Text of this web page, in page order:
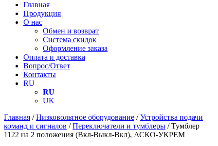
Главная
Продукция
О нас
Обмен и возврат
Система скидок
Оформление заказа
Оплата и доставка
Вопрос/Ответ
Контакты
RU
RU
UK
Главная /Низковольтное оборудование /Устройства подачи
команд и сигналов /Переключатели и тумблеры / Тумблер
1122 на 2 положения (Вкл-Выкл-Вкл), АСКО-УКРЕМ